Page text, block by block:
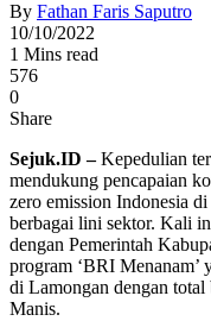
By Fathan Faris Saputro
10/10/2022
1 Mins read
576
0
Share
Sejuk.ID –Kepedulian
mendukung pencapaian
zero emission Indonesia
berbagai lini sektor. Kali
dengan Pemerintah
program ‘BRI Menanam’
di Lamongan dengan
Manis.